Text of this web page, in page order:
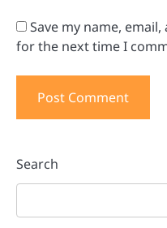
Save my name,
for the next time I
Search